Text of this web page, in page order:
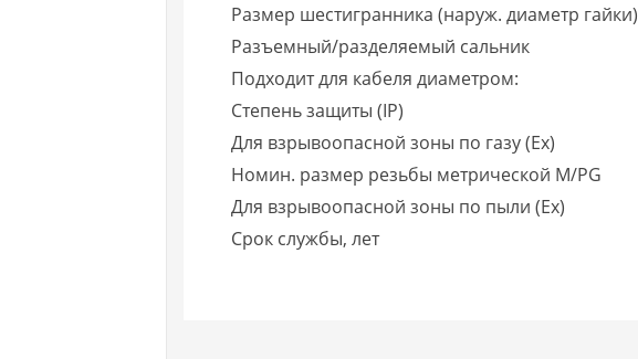
Размер шестигранника (наруж. диаметр гайки)
Разъемный/разделяемый сальник
Подходит для кабеля диаметром:
Степень защиты (IP)
Для взрывоопасной зоны по газу (Ex)
Номин. размер резьбы метрической M/PG
Для взрывоопасной зоны по пыли (Ex)
Срок службы, лет